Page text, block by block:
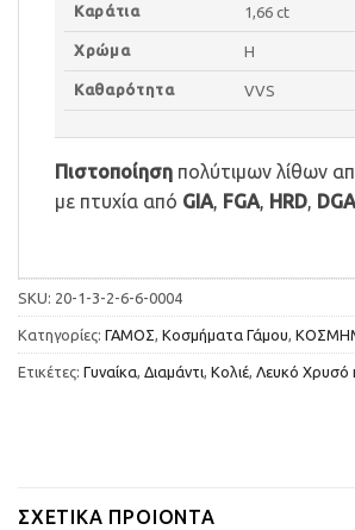
Καράτια 1,66 ct
Χρώμα H
Καθαρότητα VVS
Πιστοποίηση πολύτιμων λίθων
με πτυχία από GIA, FGA, HRD, DGA
SKU: 20-1-3-2-6-6-0004
Κατηγορίες: ΓΑΜΟΣ Κοσμήματα Γάμου
Ετικέτες: Γυναίκα Διαμάντι Κολιέ Λευκό Χρυσό
ΣΧΕΤΙΚΆ ΠΡΟΙΌΝΤΑ